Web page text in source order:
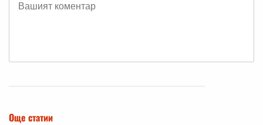
Още статии